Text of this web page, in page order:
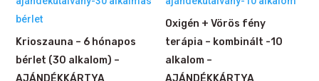
Krioszauna – 6 hónapos
bérlet (30 alkalom) –
AJÁNDÉKKÁRTYA
Oxigén + Vörös fény
terápia – kombinált -10
alkalom –
AJÁNDÉKKÁRTYA